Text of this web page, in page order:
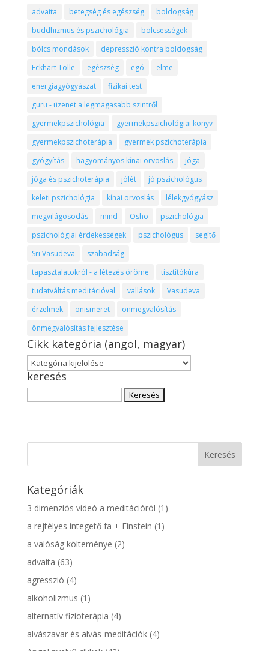
advaita betegség és egészség
boldogság
buddhizmus és pszichológia
bölcsességek
bölcs mondások
depresszió kontra boldogság
Eckhart Tolle
egészség egó
elme
energiagyógyászat
fizikai test
guru - üzenet a legmagasabb szintről
gyermekpszichológia
gyermekpszichológiai könyv
gyermekpszichoterápia
gyermek pszichoterápia
gyógyítás
hagyományos kínai orvoslás
jóga
jóga és pszichoterápia
jólét
jó pszichológus
keleti pszichológia
kínai orvoslás
lélekgyógyász
megvilágosodás
mind Osho
pszichológia
pszichológiai érdekességek
pszichológus
segítő
Sri Vasudeva
szabadság
tapasztalatokról - a létezés öröme
tisztítókúra
tudatváltás meditációval
vallások
Vasudeva
érzelmek
önismeret
önmegvalósítás
önmegvalósítás fejlesztése
Cikk kategória (angol, magyar)
Cikk
kategória
(angol,
magyar)
keresés
Kategóriák
3 dimenziós videó a meditációról (1)
a rejtélyes integető fa + Einstein (1)
a valóság költeménye (2)
advaita (63)
agresszió (4)
alkoholizmus (1)
alternatív fizioterápia (4)
alvászavar és alvás-meditációk(4)